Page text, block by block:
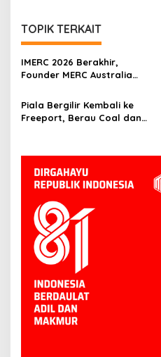
TOPIK TERKAIT
IMERC 2026 Berakhir,
Founder MERC Australia
yang Lebih Besar
Piala Bergilir Kembali ke
Freeport, Berau Coal dan